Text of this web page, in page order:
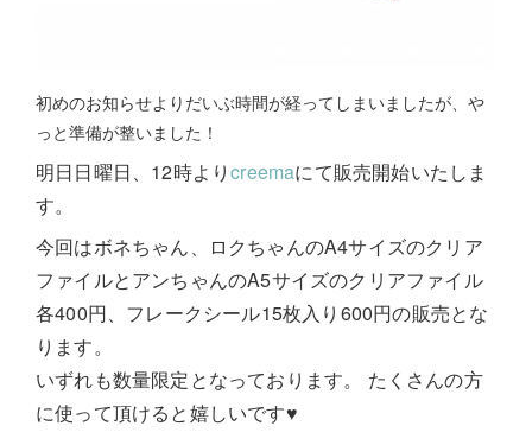
初めのお知らせよりだいぶ時間が経ってしまいましたが、や
っと準備が整いました！
明日日曜日、12時よりcreemaにて販売開始いたしま
す。
今回はボネちゃん、ロクちゃんのA4サイズのクリア
ファイルとアンちゃんのA5サイズのクリアファイル
各400円、フレークシール15枚入り600円の販売とな
ります。
いずれも数量限定となっております。 たくさんの方
に使って頂けると嬉しいです♥